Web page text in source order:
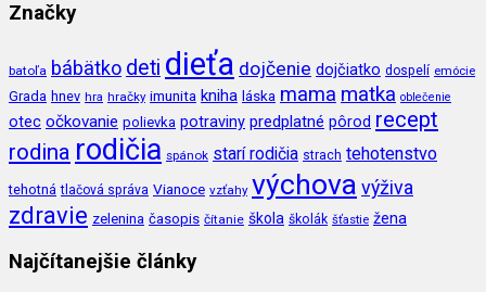
Značky
batoľa bábätko deti dieťa dojčenie dojčiatko dospelí emócie
Grada hnev hra hračky imunita kniha láska mama matka oblečenie
otec očkovanie polievka potraviny predplatné pôrod recept
rodina rodičia spánok starí rodičia strach tehotenstvo
tehotná tlačová správa Vianoce vzťahy výchova výživa
zdravie zelenina časopis čítanie škola školák šťastie žena
Najčítanejšie články